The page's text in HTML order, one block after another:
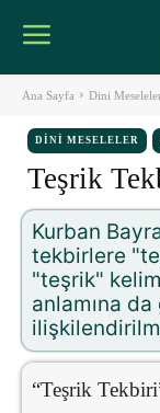
Ana Sayfa Dini
DINI MESELELER
Teşrik
Kurban
tekbirlere
"teşrik"
anlamına
“Teşrik